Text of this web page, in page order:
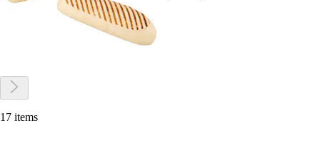
17 items